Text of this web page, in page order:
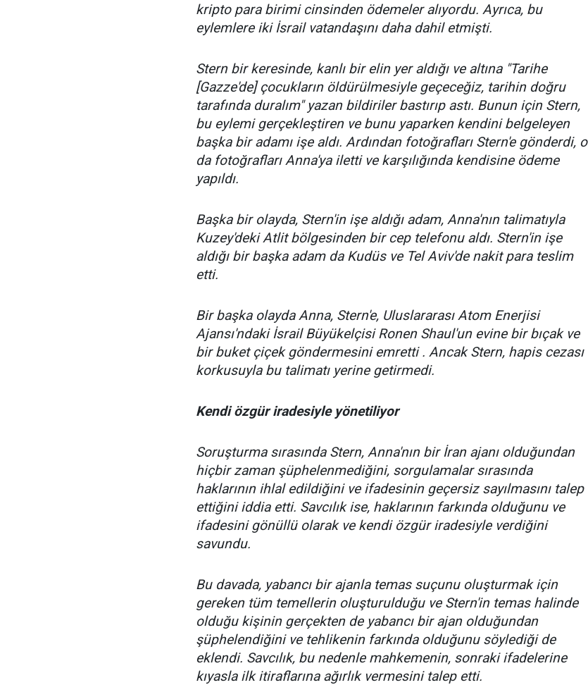
kripto para birimi cinsinden ödemeler alıyordu. Ayrıca, bu
eylemlere iki İsrail vatandaşını daha dahil etmişti.
Stern bir keresinde, kanlı bir elin yer aldığı ve altına "Tarihe
[Gazze'de] çocukların öldürülmesiyle geçeceğiz, tarihin doğru
tarafında duralım" yazan bildiriler bastırıp astı. Bunun için Stern,
bu eylemi gerçekleştiren ve bunu yaparken kendini belgeleyen
başka bir adamı işe aldı. Ardından fotoğrafları Stern'e gönderdi, o
da fotoğrafları Anna'ya iletti ve karşılığında kendisine ödeme
yapıldı.
Başka bir olayda, Stern'in işe aldığı adam, Anna'nın talimatıyla
Kuzey'deki Atlit bölgesinden bir cep telefonu aldı. Stern'in işe
aldığı bir başka adam da Kudüs ve Tel Aviv'de nakit para teslim
etti.
Bir başka olayda Anna, Stern'e, Uluslararası Atom Enerjisi
Ajansı'ndaki İsrail Büyükelçisi Ronen Shaul'un evine bir bıçak ve
bir buket çiçek göndermesini emretti . Ancak Stern, hapis cezası
korkusuyla bu talimatı yerine getirmedi.
Kendi özgür iradesiyle yönetiliyor
Soruşturma sırasında Stern, Anna'nın bir İran ajanı olduğundan
hiçbir zaman şüphelenmediğini, sorgulamalar sırasında
haklarının ihlal edildiğini ve ifadesinin geçersiz sayılmasını talep
ettiğini iddia etti. Savcılık ise, haklarının farkında olduğunu ve
ifadesini gönüllü olarak ve kendi özgür iradesiyle verdiğini
savundu.
Bu davada, yabancı bir ajanla temas suçunu oluşturmak için
gereken tüm temellerin oluşturulduğu ve Stern'in temas halinde
olduğu kişinin gerçekten de yabancı bir ajan olduğundan
şüphelendiğini ve tehlikenin farkında olduğunu söylediği de
eklendi. Savcılık, bu nedenle mahkemenin, sonraki ifadelerine
kıyasla ilk itiraflarına ağırlık vermesini talep etti.